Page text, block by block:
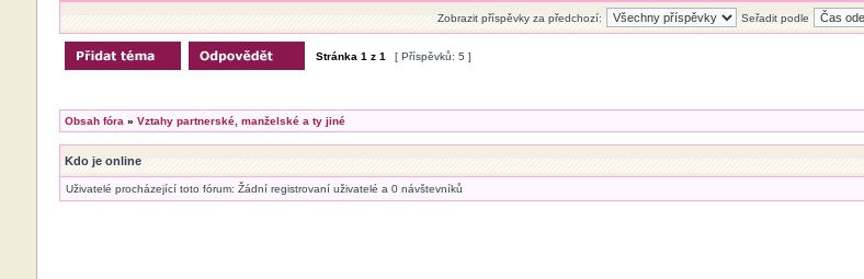
Zobrazit příspěvky za předchozí: Seřadit podle
Stránka 1 z 1 [ Příspěvků: 5 ]
Obsah fóra » Vztahy partnerské, manželské a ty jiné
Kdo je online
Uživatelé procházející toto fórum: Žádní registrovaní uživatelé a 0 návštevníků